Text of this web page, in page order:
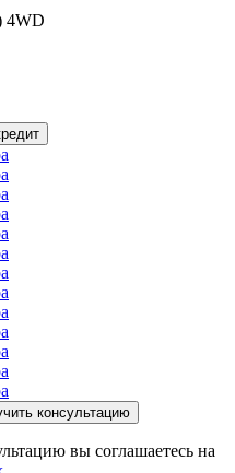
4WD
консультацию
вы соглашаетесь на